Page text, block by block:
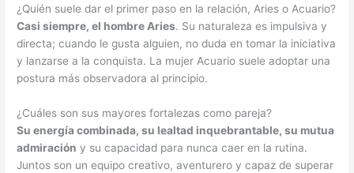
¿Quién suele dar el primer paso en la relación, Aries o Acuario?
Casi siempre, el hombre Aries. Su naturaleza es impulsiva y
directa; cuando le gusta alguien, no duda en tomar la iniciativa
y lanzarse a la conquista. La mujer Acuario suele adoptar una
postura más observadora al principio.
¿Cuáles son sus mayores fortalezas como pareja?
Su energía combinada, su lealtad inquebrantable, su mutua
admiración y su capacidad para nunca caer en la rutina.
Juntos son un equipo creativo, aventurero y capaz de superar